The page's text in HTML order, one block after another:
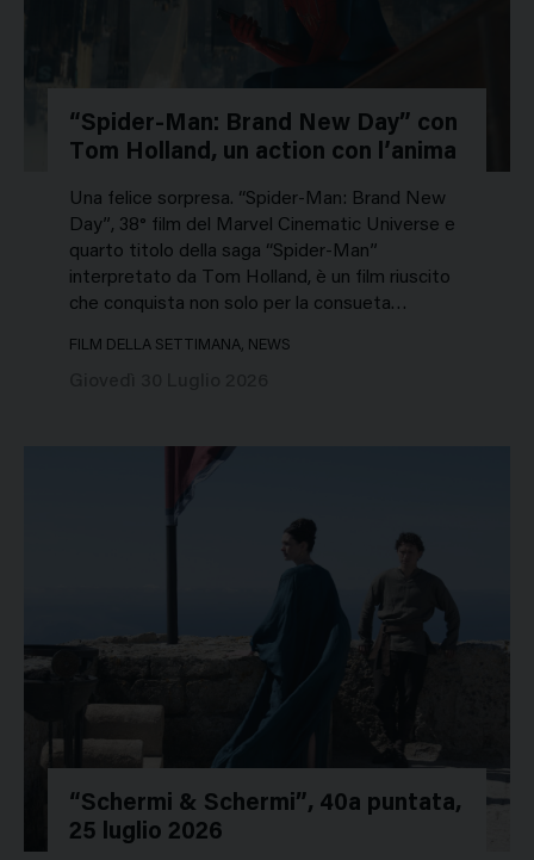
“Spider-Man: Brand New Day” con
Tom Holland, un action con l’anima
Una felice sorpresa. “Spider-Man: Brand New
Day”, 38° film del Marvel Cinematic Universe e
quarto titolo della saga “Spider-Man”
interpretato da Tom Holland, è un film riuscito
che conquista non solo per la consueta…
FILM DELLA SETTIMANA, NEWS
“Schermi & Schermi”, 40a puntata,
25 luglio 2026